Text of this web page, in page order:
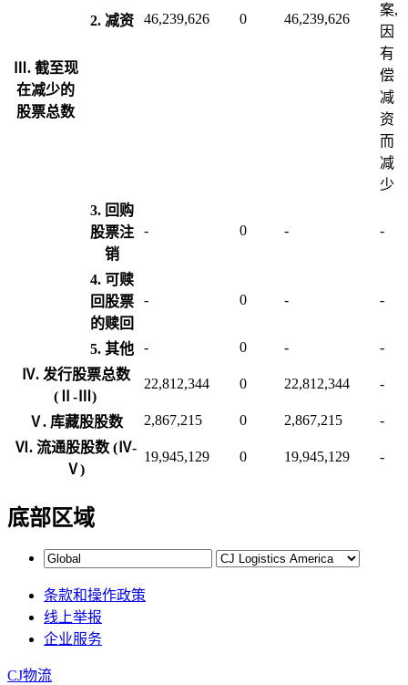
Ⅲ. 截至现
在减少的
股票总数
2. 减资 46,239,626 0 46,239,626
案,
因
有
偿
减
资
而
减
少
3. 回购
股票注
销
- 0 - -
4. 可赎
回股票
的赎回
- 0 - -
5. 其他 - 0 -
-
Ⅳ. 发行股票总数
(Ⅱ-Ⅲ)
22,812,344 0 22,812,344 -
Ⅴ. 库藏股股数 2,867,215 0 2,867,215
-
Ⅵ. 流通股股数 (Ⅳ-
Ⅴ)
19,945,129 0 19,945,129 -
底部区域
条款和操作政策
线上举报
企业服务
CJ物流